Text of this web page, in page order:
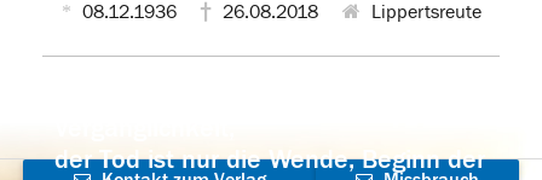
08.12.1936 26.08.2018 Lippertsreute
der Tod ist nur die Wende, Beginn der